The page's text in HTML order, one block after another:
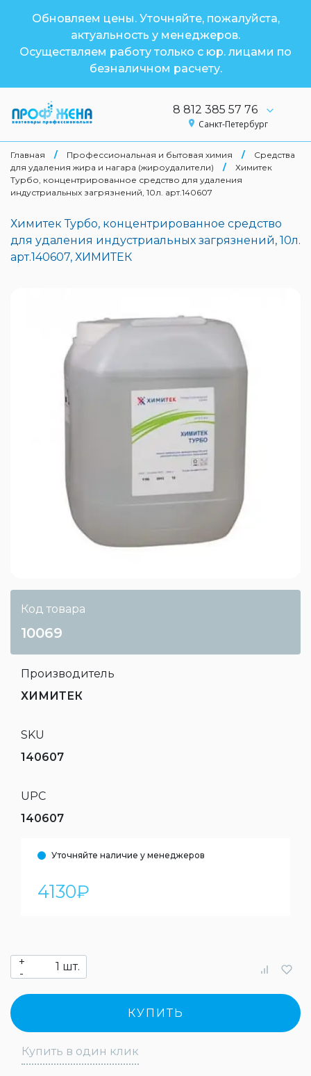
Обновляем цены. Уточняйте, пожалуйста,
актуальность у менеджеров.
Осуществляем работу только с юр. лицами по
безналичном расчету.
8 812 385 57 76
Санкт-Петербург
Главная / Профессиональная и бытовая химия /
Средства
для удаления жира и нагара (жироудалители)
/
Химитек
Турбо, концентрированное средство для удаления
индустриальных загрязнений, 10л. арт.140607
Химитек Турбо, концентрированное средство
для удаления индустриальных загрязнений, 10л.
арт.140607, ХИМИТЕК
Код товара
10069
Производитель
ХИМИТЕК
SKU
140607
UPC
140607
Уточняйте наличие у менеджеров
4130₽
+
-
шт.
КУПИТЬ
Купить в один клик